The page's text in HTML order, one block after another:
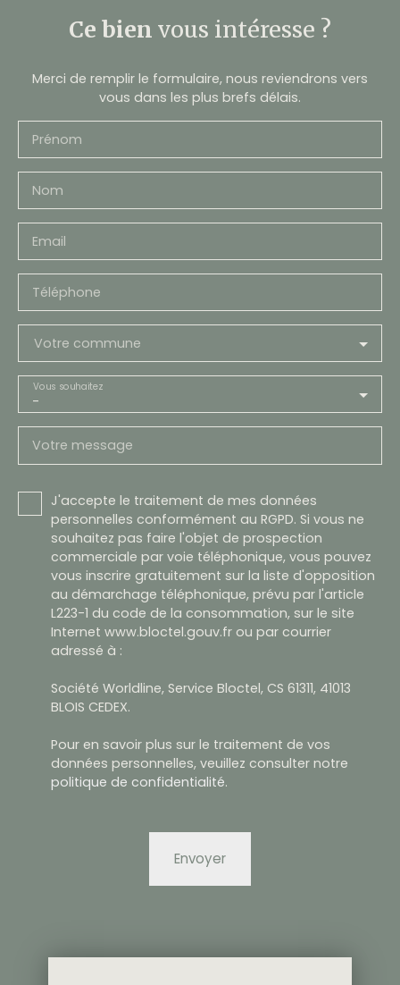
Ce bien vous intéresse ?
Merci de remplir le formulaire, nous reviendrons vers
vous dans les plus brefs délais.
Prénom
Nom
Email
Téléphone
Votre commune
-
Vous souhaitez
Votre message
J'accepte le traitement de mes données
personnelles conformément au RGPD. Si vous ne
souhaitez pas faire l'objet de prospection
commerciale par voie téléphonique, vous pouvez
vous inscrire gratuitement sur la liste d'opposition
au démarchage téléphonique, prévu par l'article
L223-1 du code de la consommation, sur le site
Internet www.bloctel.gouv.fr ou par courrier
adressé à :
Société Worldline, Service Bloctel, CS 61311, 41013
BLOIS CEDEX.
Pour en savoir plus sur le traitement de vos
données personnelles, veuillez consulter notre
politique de confidentialité.
Envoyer